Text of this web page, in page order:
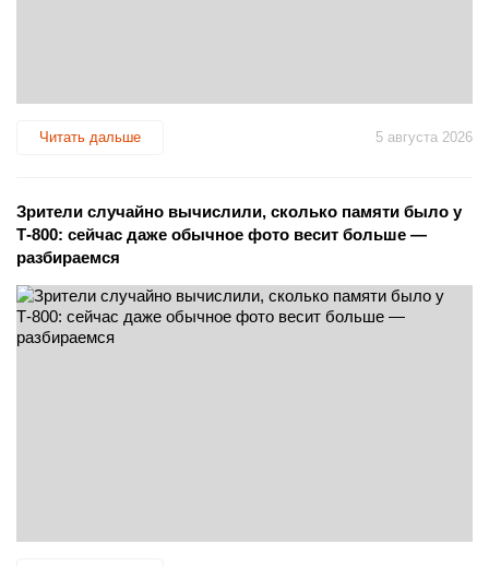
Читать дальше 5 августа 2026
Зрители случайно вычислили, сколько памяти было у
Т-800: сейчас даже обычное фото весит больше —
разбираемся